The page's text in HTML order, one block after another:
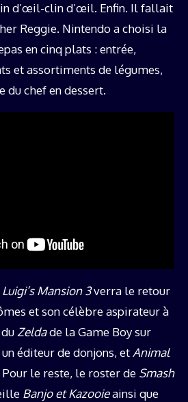
d’œil-clin d’œil. Enfin. Il fallait
Reggie. Nintendo a choisi la
en cinq plats : entrée,
et assortiments de légumes,
du chef en dessert.
Luigi’s Mansion 3verra le retour
et son célèbre aspirateur à
Zeldade la Game Boy sur
éditeur de donjons, etAnimal
le reste, le roster de Smash
Banjo et Kazooieainsi que